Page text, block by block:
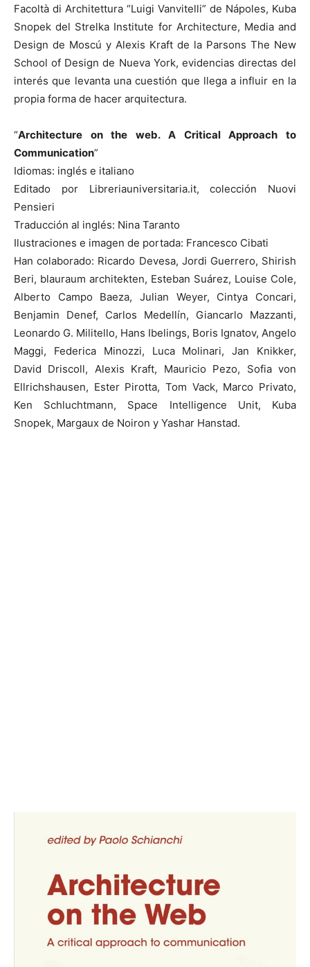
Facoltà di Architettura “Luigi Vanvitelli” de Nápoles, Kuba
Snopek del Strelka Institute for Architecture, Media and
Design de Moscú y Alexis Kraft de la Parsons The New
School of Design de Nueva York, evidencias directas del
interés que levanta una cuestión que llega a influir en la
propia forma de hacer arquitectura.
“Architecture on the web. A Critical Approach to
Communication”
Idiomas: inglés e italiano
Editado por Libreriauniversitaria.it, colección Nuovi
Pensieri
Traducción al inglés: Nina Taranto
Ilustraciones e imagen de portada: Francesco Cibati
Han colaborado: Ricardo Devesa, Jordi Guerrero, Shirish
Beri, blauraum architekten, Esteban Suárez, Louise Cole,
Alberto Campo Baeza, Julian Weyer, Cintya Concari,
Benjamin Denef, Carlos Medellín, Giancarlo Mazzanti,
Leonardo G. Militello, Hans Ibelings, Boris Ignatov, Angelo
Maggi, Federica Minozzi, Luca Molinari, Jan Knikker,
David Driscoll, Alexis Kraft, Mauricio Pezo, Sofia von
Ellrichshausen, Ester Pirotta, Tom Vack, Marco Privato,
Ken Schluchtmann, Space Intelligence Unit, Kuba
Snopek, Margaux de Noiron y Yashar Hanstad.